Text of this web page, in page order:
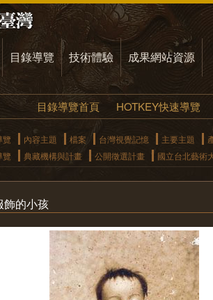
目錄導覽 技術體驗 成果網站資源
目錄導覽首頁 HOTKEY快速導覽
覽 內容主題 檔案 台灣視覺記憶 主要主題
覽 典藏機構與計畫 公開徵選計畫 國立台北藝術
飾的小孩